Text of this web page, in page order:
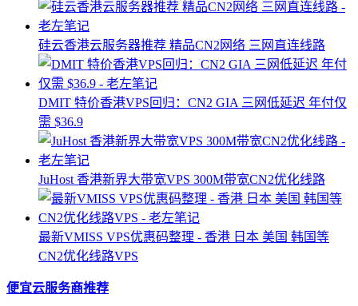
硅云香港云服务器推荐 精品CN2网络 三网直连线路
DMIT 特价香港VPS回归：CN2 GIA 三网低延迟 年付仅
需 $36.9
JuHost 香港新界大带宽VPS 300M带宽CN2优化线路
最新VMISS VPS优惠码整理 - 香港 日本 美国 韩国等
CN2优化线路VPS
便宜云服务商推荐